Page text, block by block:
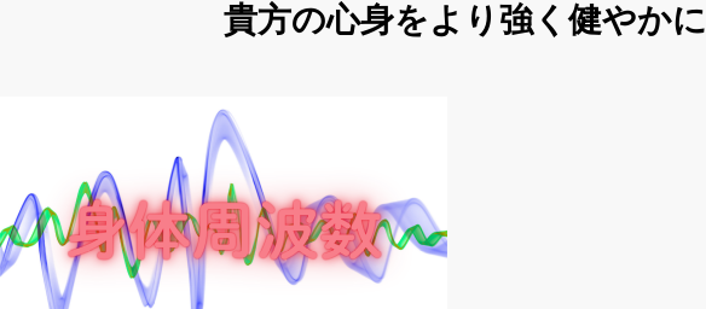
貴方の心身をより強く健やかに